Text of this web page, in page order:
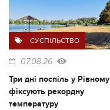
СУСПІЛЬСТВО
07.08.26
Три дні поспіль у Рівному
фіксують рекордну
температуру